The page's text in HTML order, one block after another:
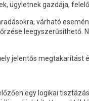
ügyletnek gazdája,
várható
jelentős megtakarítást
egy logikai